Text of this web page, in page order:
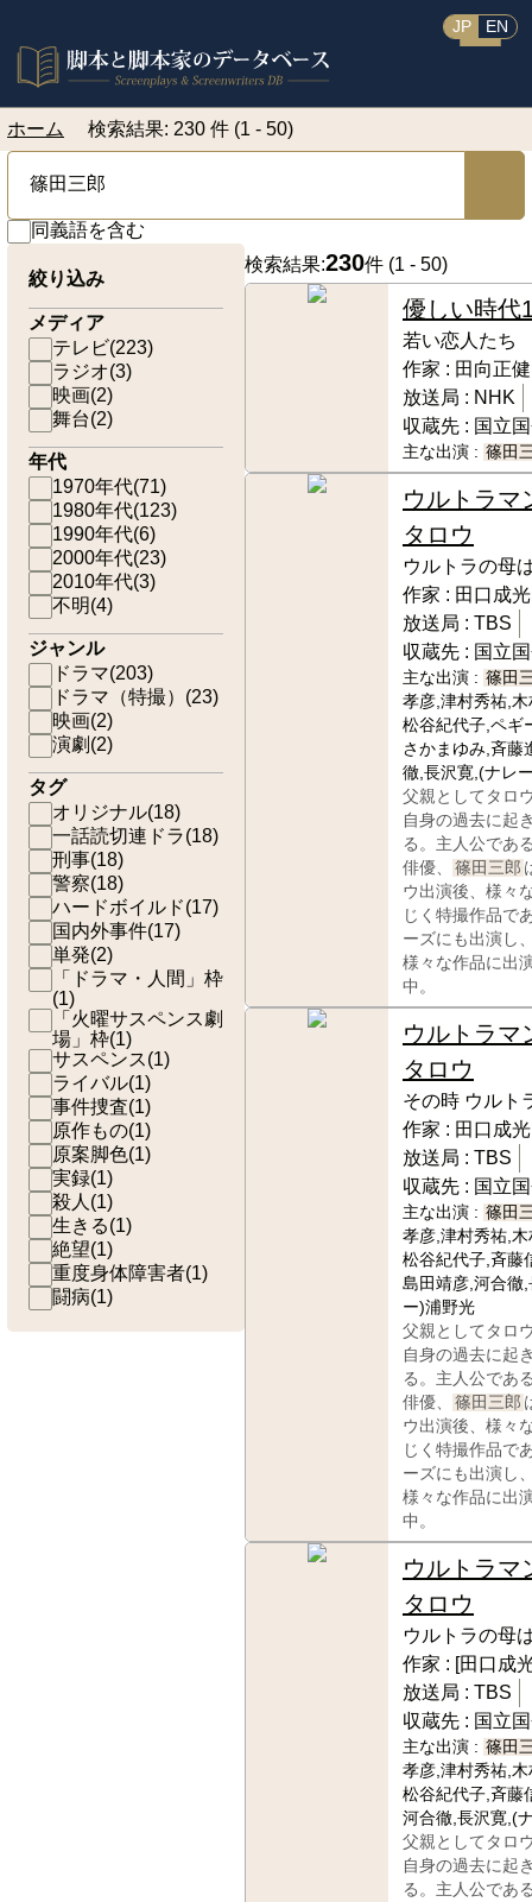
JP EN
ホーム 検索結果: 230 件 (1 - 50)
同義語を含む
絞り込み
メディア
テレビ(223)
ラジオ(3)
映画(2)
舞台(2)
年代
1970年代(71)
1980年代(123)
1990年代(6)
2000年代(23)
2010年代(3)
不明(4)
ジャンル
ドラマ(203)
ドラマ（特撮） (23)
映画(2)
演劇 (2)
タグ
オリジナル(18)
一話読切連ドラ(18)
刑事(18)
警察(18)
ハードボイルド(17)
国内外事件(17)
単発(2)
「ドラマ・人間」枠
(1)
「火曜サスペンス劇
場」枠(1)
サスペンス(1)
ライバル(1)
事件捜査(1)
原作もの(1)
原案脚色(1)
実録(1)
殺人 (1)
生きる(1)
絶望(1)
重度身体障害者(1)
闘病(1)
検索結果:230件 (1 - 50)
優しい時代
若い恋人たち
作家 : 田向正健
放送局 : NHK
収蔵先 : 国立
主な出演 : 篠田
ウルトラマ
タロウ
ウルトラの母
作家 : 田口成光
放送局 : TBS
収蔵先 : 国立
主な出演 : 篠田
孝彦,津村秀祐,
松谷紀代子,ペギ
さかまゆみ,斉藤
徹,長沢寛,(ナレ
父親としてタロ
自身の過去に起
る。主人公であ
俳優、
篠田三郎
ウ出演後、様々
じく特撮作品で
ーズにも出演し
様々な作品に出
中。
ウルトラマ
タロウ
その時 ウルト
作家 : 田口成光
放送局 : TBS
収蔵先 : 国立
主な出演 : 篠田
孝彦,津村秀祐,
松谷紀代子,斉藤
島田靖彦,河合徹
ー)浦野光
父親としてタロ
自身の過去に起
る。主人公であ
俳優、
篠田三郎
ウ出演後、様々
じく特撮作品で
ーズにも出演し
様々な作品に出
中。
ウルトラマ
タロウ
ウルトラの母
作家 : [田口成
放送局 : TBS
収蔵先 : 国立
主な出演 : 篠田
孝彦,津村秀祐,
松谷紀代子,斉藤
河合徹,長沢寛,(
父親としてタロ
自身の過去に起
る。主人公であ